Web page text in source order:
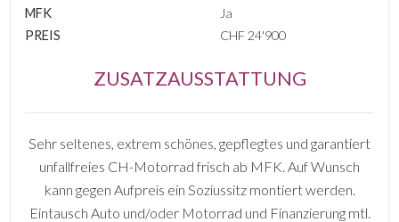
MFK
Ja
PREIS
CHF 24'900
ZUSATZAUSSTATTUNG
Sehr seltenes, extrem schönes, gepflegtes und garantiert
unfallfreies CH-Motorrad frisch ab MFK. Auf Wunsch
kann gegen Aufpreis ein Soziussitz montiert werden.
Eintausch Auto und/oder Motorrad und Finanzierung mtl.